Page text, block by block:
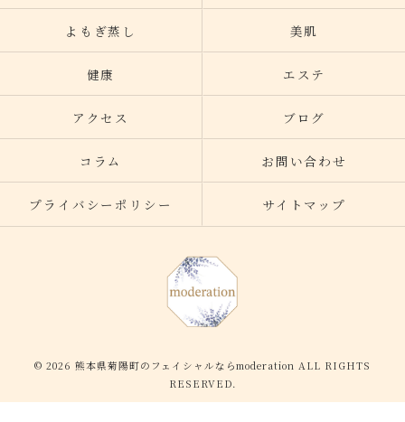
よもぎ蒸し 美肌
健康 エステ
アクセス ブログ
コラム お問い合わせ
プライバシーポリシー サイトマップ
© 2026 熊本県菊陽町のフェイシャルならmoderation ALL RIGHTS
RESERVED.